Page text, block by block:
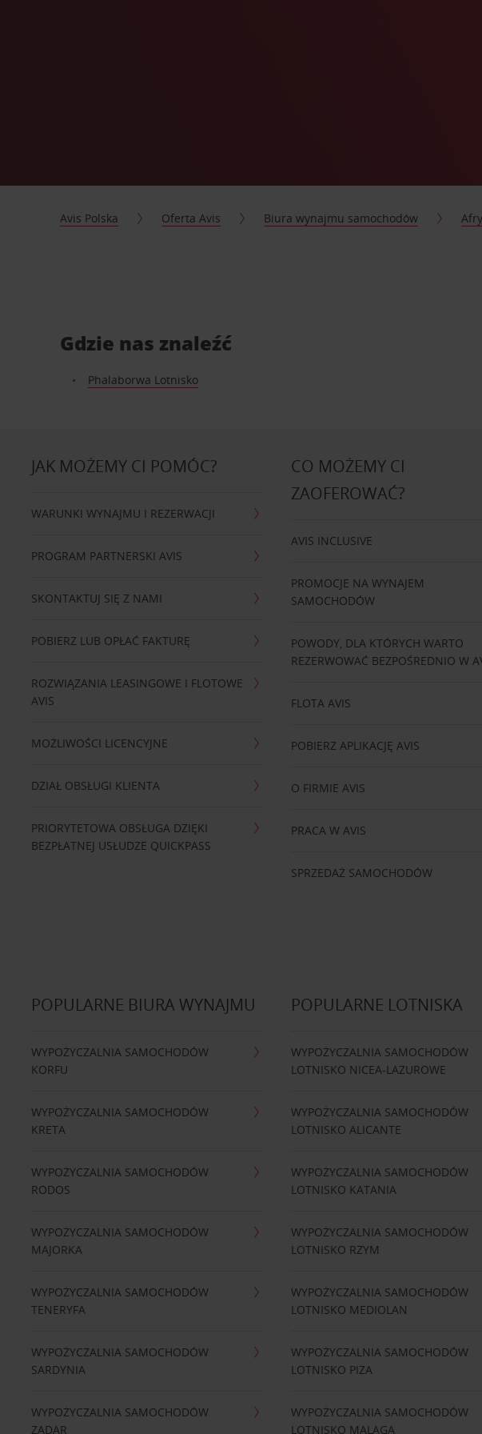
Avis Polska Oferta Avis Biura wynajmu samochodów
Gdzie nas znaleźć
Phalaborwa Lotnisko
JAK MOŻEMY CI POMÓC?
WARUNKI WYNAJMU I REZERWACJI
PROGRAM PARTNERSKI AVIS
SKONTAKTUJ SIĘ Z NAMI
POBIERZ LUB OPŁAĆ FAKTURĘ
ROZWIĄZANIA LEASINGOWE I FLOTOWE
AVIS
MOŻLIWOŚCI LICENCYJNE
DZIAŁ OBSŁUGI KLIENTA
PRIORYTETOWA OBSŁUGA DZIĘKI
BEZPŁATNEJ USŁUDZE QUICKPASS
CO MOŻEMY CI
ZAOFEROWAĆ?
AVIS INCLUSIVE
PROMOCJE NA WYNAJEM
SAMOCHODÓW
POWODY, DLA KTÓRYCH WARTO
REZERWOWAĆ BEZPOŚREDNIO W
FLOTA AVIS
POBIERZ APLIKACJĘ AVIS
O FIRMIE AVIS
PRACA W AVIS
SPRZEDAŻ SAMOCHODÓW
POPULARNE BIURA WYNAJMU
WYPOŻYCZALNIA SAMOCHODÓW
KORFU
WYPOŻYCZALNIA SAMOCHODÓW
KRETA
WYPOŻYCZALNIA SAMOCHODÓW
RODOS
WYPOŻYCZALNIA SAMOCHODÓW
MAJORKA
WYPOŻYCZALNIA SAMOCHODÓW
TENERYFA
WYPOŻYCZALNIA SAMOCHODÓW
SARDYNIA
WYPOŻYCZALNIA SAMOCHODÓW
ZADAR
POPULARNE LOTNISKA
WYPOŻYCZALNIA SAMOCHODÓW
LOTNISKO NICEA-LAZUROWE
WYPOŻYCZALNIA SAMOCHODÓW
LOTNISKO ALICANTE
WYPOŻYCZALNIA SAMOCHODÓW
LOTNISKO KATANIA
WYPOŻYCZALNIA SAMOCHODÓW
LOTNISKO RZYM
WYPOŻYCZALNIA SAMOCHODÓW
LOTNISKO MEDIOLAN
WYPOŻYCZALNIA SAMOCHODÓW
LOTNISKO PIZA
WYPOŻYCZALNIA SAMOCHODÓW
LOTNISKO MALAGA